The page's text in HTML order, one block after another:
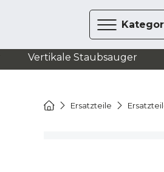
Vertikale Staubsauger
Ersatzteile